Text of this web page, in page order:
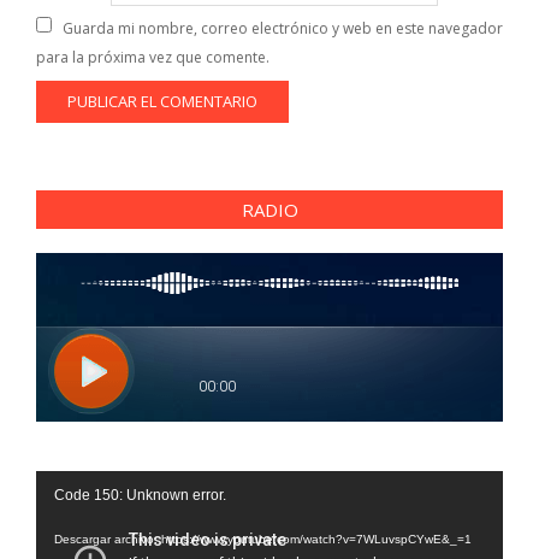
Guarda mi nombre, correo electrónico y web en este navegador
para la próxima vez que comente.
RADIO
Reproductor
vídeo
Code 150: Unknown error.
Descargar archivo: https://www.youtube.com/watch?v=7WLuvspCYwE&_=1